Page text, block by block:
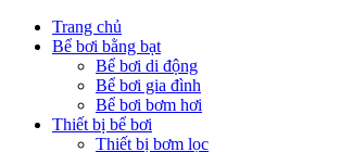
Trang chủ
Bể bơi bằng bạt
Bể bơi di động
Bể bơi gia đình
Bể bơi bơm hơi
Thiết bị bể bơi
Thiết bị bơm lọc